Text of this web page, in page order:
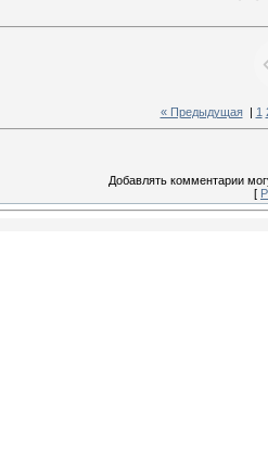
« Предыдущая| 1
Добавлять комментарии
[